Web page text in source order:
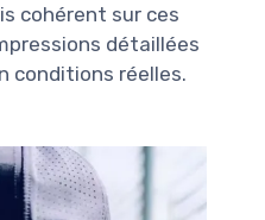
cohérent sur ces
détaillées
conditions réelles.